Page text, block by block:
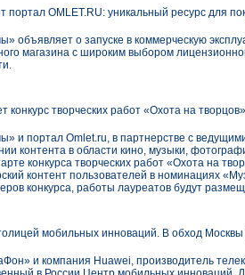
портал OMLET.RU: уникальный ресурс для
о запуске в коммерческую
магазина с широким выбором
конкурс творческих работ «Охота на творцов»
и портал Omlet.ru, в партнерстве с
контента в области кино, музыки,
конкурса творческих работ «Охота на
контент пользователей в номинациях
конкурса, работы лауреатов будут
мобильных инноваций. В обход Москвы
и компания Huawei, производитель